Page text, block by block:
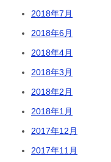
2018年7月
2018年6月
2018年4月
2018年3月
2018年2月
2018年1月
2017年12月
2017年11月